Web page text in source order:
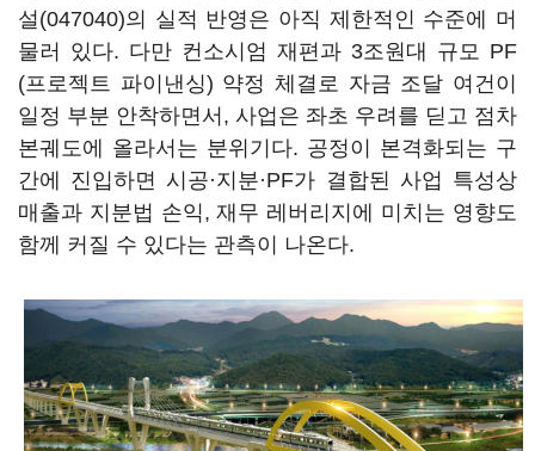
설(047040)의 실적 반영은 아직 제한적인 수준에 머
물러 있다. 다만 컨소시엄 재편과 3조원대 규모 PF
(프로젝트 파이낸싱) 약정 체결로 자금 조달 여건이
일정 부분 안착하면서, 사업은 좌초 우려를 딛고 점차
본궤도에 올라서는 분위기다. 공정이 본격화되는 구
간에 진입하면 시공·지분·PF가 결합된 사업 특성상
매출과 지분법 손익, 재무 레버리지에 미치는 영향도
함께 커질 수 있다는 관측이 나온다.